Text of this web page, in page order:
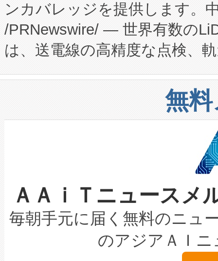
Fully-Connected Continuous
プログラムには、施設設計・
に関する技術移転および知的
構造化トレーニングカリキュ
上げおよび商用化段階におけ
設備整備および立ち上げ調整
加組織は、Enzeneのバイオ
選定された製品について、自
取得できる可能性もあります
設には、3億～4億ドルかか
最高経営責任者（CEO）であ
す。「当社のfully-connected
ームを利用すれば、6,000万
ーエネルギー貯蔵システム（
た。 Voltaiq独自のAI搭載プラ
定、統合、導入、運用に至る
安全性を追跡し、確保する事
増加しているデータセンター
る電力網に大きな負担をかけ
事業者の負担軽減という課題
系統連系を迅速にし、ピーク
限を超えて利用可能な電力容
持できるよう貢献します。こ
ービスレベル契約（SLA）違
テリー性能の劣化によるダウ
念は、現在データセンターが
ンカバレッジを提供します。
/PRNewswire/ — 世界有数の
は、送電線の高精度な点検、
や穀物倉庫におけるバルク材
リューション「Avia 2」を発
したAvia 2は、1,000メート
狭視野のFOVを切り替えるこ
ケーブル、枝などの細かな対
なレーザースポットにより、
な環境下でも豊かなディテー
キロメートル範囲を検出
LiDAR for Inspections,
は1535 nmレーザーを搭載。
無
ＡＡｉＴニュース
毎朝手元に届く無料のニュ
のアジアＡＩ